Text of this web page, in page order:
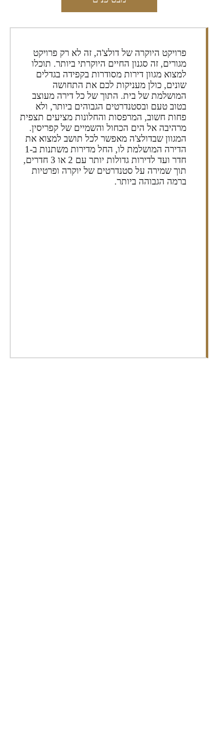
פרויקט היוקרה של דולצ'ה, זה לא רק פרויקט
מגורים, זה סגנון החיים היוקרתי ביותר. תוכלו
למצוא מגוון דירות מסודרות בקפידה בגדלים
שונים, כולן מעניקות לכם את התחושה
המושלמת של בית. התוך של כל דירה מעוצב
בטוב טעם ובסטנדרטים הגבוהים ביותר, ולא
פחות חשוב, המרפסות והחלונות מציעים תצפית
מרהיבה אל הים הכחול והשמיים של קפריסין.
המגוון שבדולצ'ה מאפשר לכל תושב למצוא את
הדירה המושלמת לו, החל מדירות משתנות ב-1
חדר ועד לדירות גדולות יותר עם 2 או 3 חדרים,
תוך שמירה על סטנדרטים של יוקרה ופרטיות
ברמה הגבוהה ביותר.